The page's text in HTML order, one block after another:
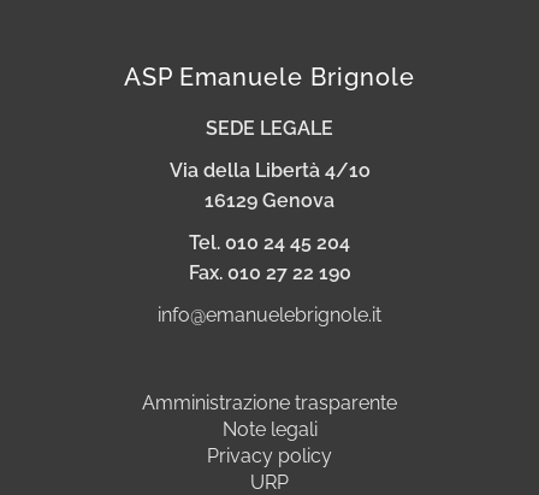
ASP Emanuele Brignole
SEDE LEGALE
Via della Libertà 4/1o
16129 Genova
Tel. 010 24 45 204
Fax. 010 27 22 190
info@emanuelebrignole.it
Amministrazione trasparente
Note legali
Privacy policy
URP